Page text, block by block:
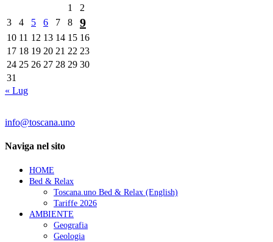
1
2
3
4 5 6 7 8 9
10 11 12 13 14 15 16
17 18 19 20 21 22 23
24 25 26 27 28 29 30
31
« Lug
info@toscana.uno
Naviga nel sito
HOME
Bed & Relax
Toscana.uno Bed & Relax (English)
Tariffe 2026
AMBIENTE
Geografia
Geologia